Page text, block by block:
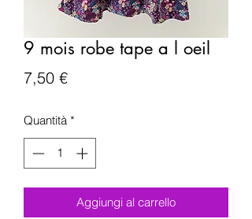
9 mois robe tape a l oeil
7,50 €Prezzo
Quantità *
Aggiungi al carrello